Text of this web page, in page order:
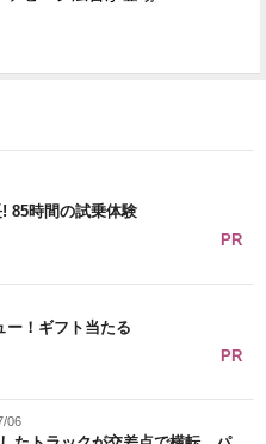
85時間の試乗体験
PR
ー！ギフト当たる
PR
06